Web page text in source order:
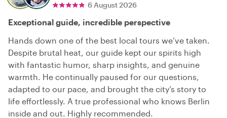
6 August 2026
Exceptional guide, incredible perspective
Hands down one of the best local tours we’ve taken.
Despite brutal heat, our guide kept our spirits high
with fantastic humor, sharp insights, and genuine
warmth. He continually paused for our questions,
adapted to our pace, and brought the city’s story to
life effortlessly. A true professional who knows Berlin
inside and out. Highly recommended.